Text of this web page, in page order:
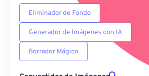
Eliminador de Fondo
Generador de Imágenes con IA
Borrador Mágico